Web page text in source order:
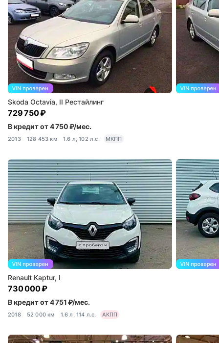
Skoda Octavia, II Рестайлинг
729 750 ₽
В кредит от 4 750 ₽/мес.
2013 128 453 км 1.6 л, 102 л.с. МКПП
Renault Kaptur, I
730 000 ₽
В кредит от 4 751 ₽/мес.
2018 52 000 км 1.6 л, 114 л.с. АКПП